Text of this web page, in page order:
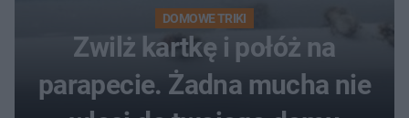
DOMOWE TRIKI
Zwilż kartkę i połóż na
parapecie. Żadna mucha nie